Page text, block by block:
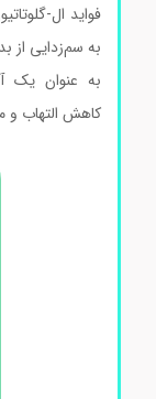
فواید ال-
به سم‌زدایی از
به عنوان یک
کاهش التهاب و